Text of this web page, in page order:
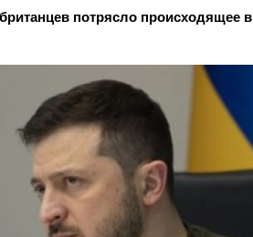
потрясло происходящее в